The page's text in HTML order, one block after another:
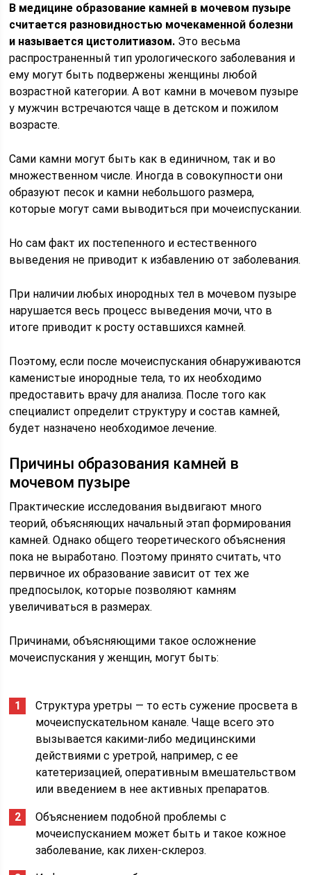
В медицине образование камней в мочевом пузыре
считается разновидностью мочекаменной болезни
и называется цистолитиазом. Это весьма
распространенный тип урологического заболевания и
ему могут быть подвержены женщины любой
возрастной категории. А вот камни в мочевом пузыре
у мужчин встречаются чаще в детском и пожилом
возрасте.
Сами камни могут быть как в единичном, так и во
множественном числе. Иногда в совокупности они
образуют песок и камни небольшого размера,
которые могут сами выводиться при мочеиспускании.
Но сам факт их постепенного и естественного
выведения не приводит к избавлению от заболевания.
При наличии любых инородных тел в мочевом пузыре
нарушается весь процесс выведения мочи, что в
итоге приводит к росту оставшихся камней.
Поэтому, если после мочеиспускания обнаруживаются
каменистые инородные тела, то их необходимо
предоставить врачу для анализа. После того как
специалист определит структуру и состав камней,
будет назначено необходимое лечение.
Причины образования камней в
мочевом пузыре
Практические исследования выдвигают много
теорий, объясняющих начальный этап формирования
камней. Однако общего теоретического объяснения
пока не выработано. Поэтому принято считать, что
первичное их образование зависит от тех же
предпосылок, которые позволяют камням
увеличиваться в размерах.
Причинами, объясняющими такое осложнение
мочеиспускания у женщин, могут быть:
Структура уретры — то есть сужение просвета в
мочеиспускательном канале. Чаще всего это
вызывается какими-либо медицинскими
действиями с уретрой, например, с ее
катетеризацией, оперативным вмешательством
или введением в нее активных препаратов.
Объяснением подобной проблемы с
мочеиспусканием может быть и такое кожное
заболевание, как лихен-склероз.